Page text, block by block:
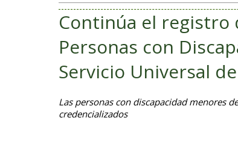
Continúa el registro
Personas con
Servicio Universal
Las personas con discapacidad menores
credencializados